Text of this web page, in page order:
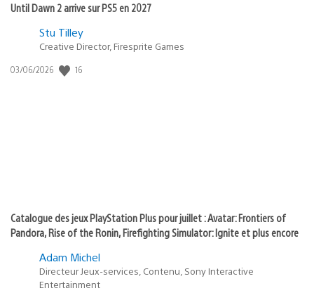
Until Dawn 2 arrive sur PS5 en 2027
Postée
:
Stu Tilley
Creative Director, Firesprite Games
Date
03/06/2026 16
Catalogue des jeux PlayStation Plus pour juillet : Avatar: Frontiers of
Pandora, Rise of the Ronin, Firefighting Simulator: Ignite et plus encore
Adam Michel
Directeur Jeux-services, Contenu, Sony Interactive
Entertainment